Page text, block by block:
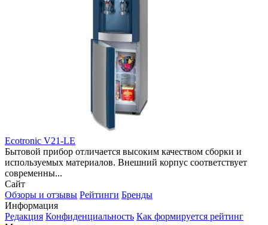
Ecotronic V21-LE
Бытовой прибор отличается высоким качеством сборки и
используемых материалов. Внешний корпус соответствует
современны...
Сайт
Обзоры и отзывы Рейтинги Бренды
Информация
Редакция Конфиденциальность Как формируется рейтинг